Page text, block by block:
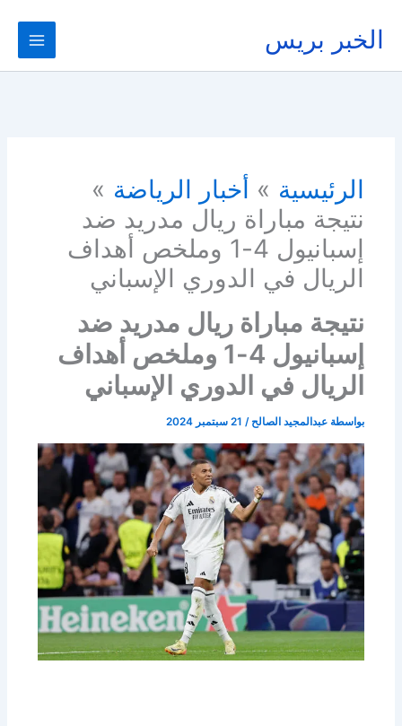
المحتوى
الخبر بريس
الرئيسية
أخبار الرياضة
نتيجة مباراة ريال مدريد ضد
إسبانيول 4-1 وملخص أهداف
الريال في الدوري الإسباني
نتيجة مباراة ريال مدريد ضد
إسبانيول 4-1 وملخص أهداف
الريال في الدوري الإسباني
بواسطة عبدالمجيد الصالح/ 21 سبتمبر 2024